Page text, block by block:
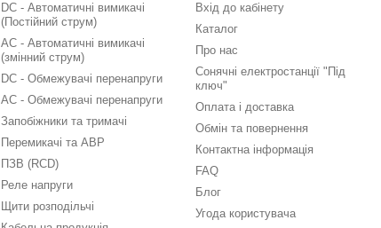
DC - Автоматичні вимикачі
(Постійний струм)
AC - Автоматичні вимикачі
(змінний струм)
DC - Обмежувачі перенапруги
AC - Обмежувачі перенапруги
Запобіжники та тримачі
Перемикачі та АВР
ПЗВ (RCD)
Реле напруги
Щити розподільчі
Вхід до кабінету
Каталог
Про нас
Сонячні електростанції "Під
ключ"
Оплата і доставка
Обмін та повернення
Контактна інформація
FAQ
Блог
Угода користувача